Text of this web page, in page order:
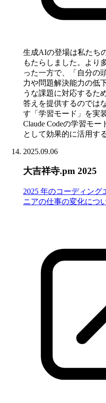
生成AIの登場は私たち
もたらしました。より
った一方で、「自分の
力や問題解決能力の低
うな課題に対応するた
答えを提供するのでは
す「学習モード」を実
Claude Codeの学習モ
として効果的に活用す
2025.09.06
大吉祥寺.pm 2025
2025 年のコーディン
ニアの仕事の変化につ